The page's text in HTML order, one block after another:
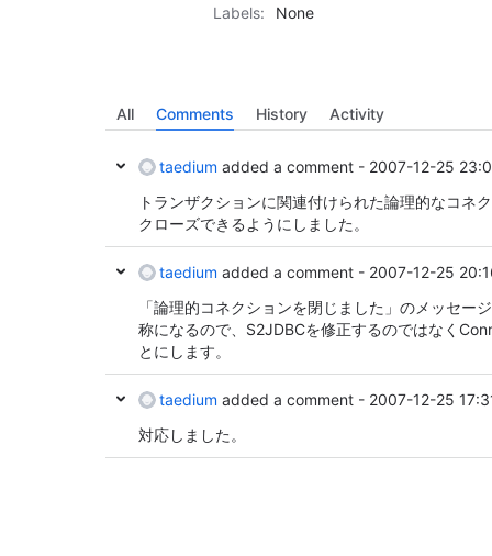
Labels:
None
All Comments History Activity
taedium added a comment - 2007-12-25
トランザクションに関連付けられた論理的なコネ
クローズできるようにしました。
taedium added a comment - 2007-12-25
「論理的コネクションを閉じました」のメッセー
称になるので、S2JDBCを修正するのではなく
とにします。
taedium added a comment - 2007-12-25
対応しました。